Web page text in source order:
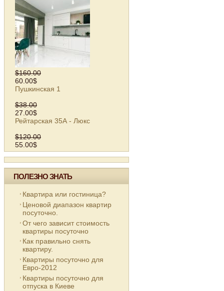
$160.00
60.00$
Пушкинская 1
$38.00
27.00$
Рейтарская 35А - Люкс
$120.00
55.00$
ПОЛЕЗНО ЗНАТЬ
Квартира или гостиница?
Ценовой диапазон квартир
посуточно.
От чего зависит стоимость
квартиры посуточно
Как правильно снять
квартиру.
Квартиры посуточно для
Евро-2012
Квартиры посуточно для
отпуска в Киеве